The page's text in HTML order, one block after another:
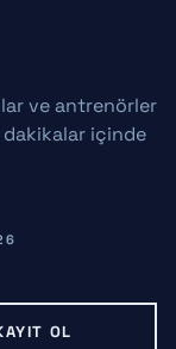
ve antrenörler
içinde
OL